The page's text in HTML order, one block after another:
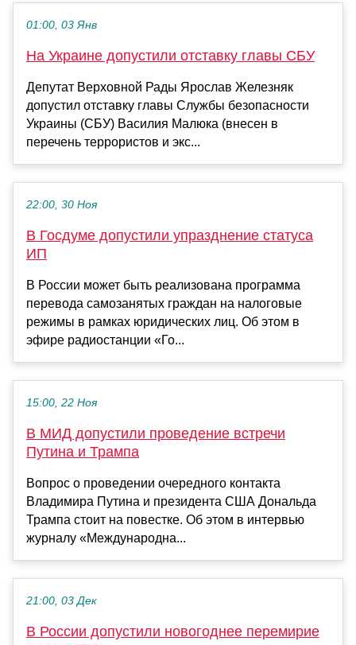
01:00, 03 Янв
На Украине допустили отставку главы СБУ
Депутат Верховной Рады Ярослав Железняк
допустил отставку главы Службы безопасности
Украины (СБУ) Василия Малюка (внесен в
перечень террористов и экс...
22:00, 30 Ноя
В Госдуме допустили упразднение статуса
ИП
В России может быть реализована программа
перевода самозанятых граждан на налоговые
режимы в рамках юридических лиц. Об этом в
эфире радиостанции «Го...
15:00, 22 Ноя
В МИД допустили проведение встречи
Путина и Трампа
Вопрос о проведении очередного контакта
Владимира Путина и президента США Дональда
Трампа стоит на повестке. Об этом в интервью
журналу «Международна...
21:00, 03 Дек
В России допустили новогоднее перемирие